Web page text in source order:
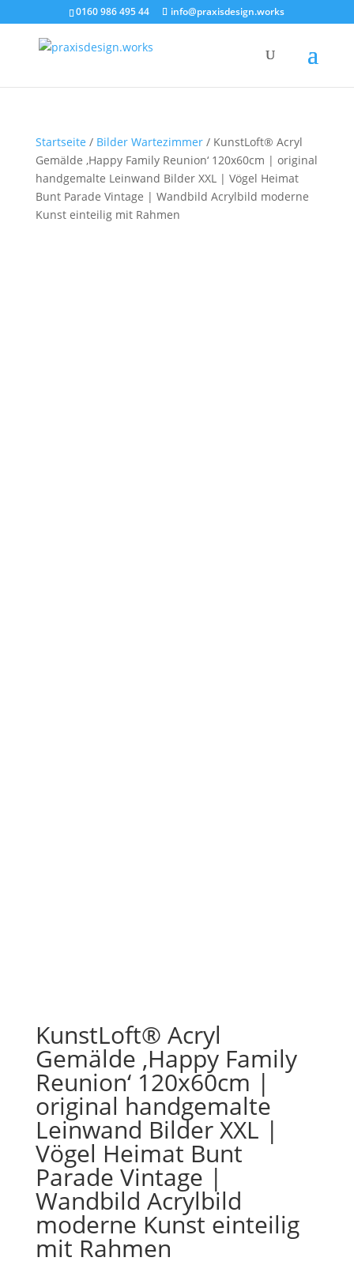
0160 986 495 44 info@praxisdesign.works
Startseite / Bilder Wartezimmer/ KunstLoft® Acryl
Gemälde ‚Happy Family Reunion‘ 120x60cm | original
handgemalte Leinwand Bilder XXL | Vögel Heimat
Bunt Parade Vintage | Wandbild Acrylbild moderne
Kunst einteilig mit Rahmen
KunstLoft® Acryl
Gemälde ‚Happy Family
Reunion‘ 120x60cm |
original handgemalte
Leinwand Bilder XXL |
Vögel Heimat Bunt
Parade Vintage |
Wandbild Acrylbild
moderne Kunst einteilig
mit Rahmen